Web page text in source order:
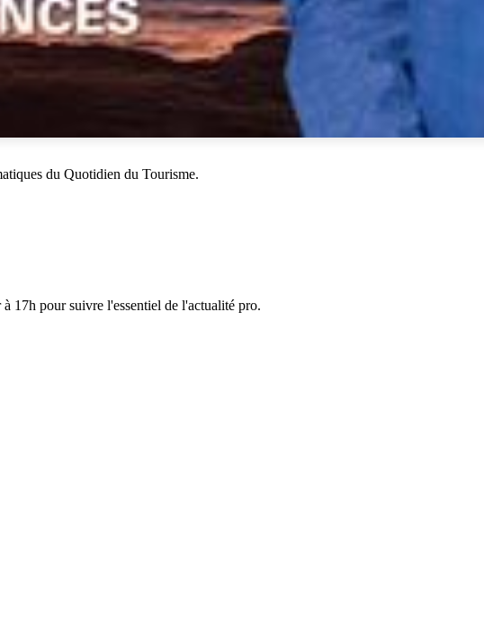
du Quotidien du Tourisme.
17h pour suivre l'essentiel de l'actualité pro.